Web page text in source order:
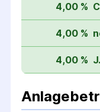
4,00 %
4,00 %
4,00 %